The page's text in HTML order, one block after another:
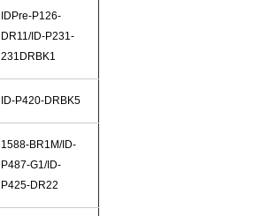
IDPre-P126-
DR11/ID-P231-
231DRBK1
ID-P420-DRBK5
1588-BR1M/ID-
P487-G1/ID-
P425-DR22